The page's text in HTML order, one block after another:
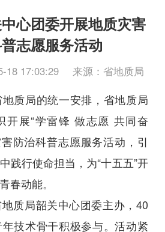
心团委开展地质灾害
志愿服务活动
18 17:03:29 来源：省地质局
局的统一安排，省地质局
开展“学雷锋 做志愿 共同奋
害防治科普志愿服务活动，引
践行使命担当，为“十五五”开
春动能。
质局韶关中心团委主办，40
技术骨干积极参与。活动紧